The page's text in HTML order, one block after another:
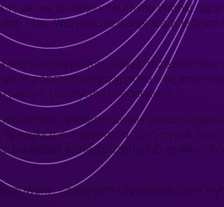
jak ma to miejsce w Amice Wronki, są
Płac. Wszystko to dzieje się w
dostępu (np. Glaxo),
w poprzednim przypadku – są
pracy – pozytywną i negatywną.
oprogramowania
większości systemów użytkownik
podstawy wynagrodzenia lub zasiłku
– zadaniem użytkownika jest